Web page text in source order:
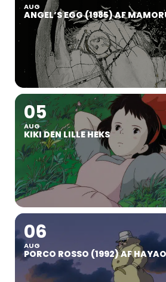
AUG
ANGEL’S EGG (1985) AF
05
AUG
KIKI DEN LILLE HEKS
06
AUG
PORCO ROSSO (1992) AF